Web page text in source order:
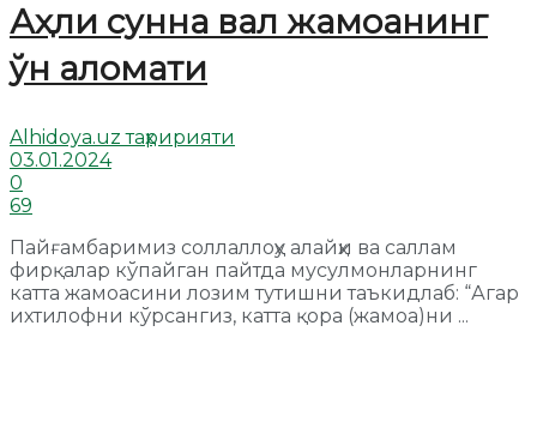
Аҳли сунна вал жамоанинг
ўн аломати
Alhidoya.uz таҳририяти
03.01.2024
0
69
Пайғамбаримиз соллаллоҳу алайҳи ва саллам
фирқалар кўпайган пайтда мусулмонларнинг
катта жамоасини лозим тутишни таъкидлаб: “Агар
ихтилофни кўрсангиз, катта қора (жамоа)ни ...